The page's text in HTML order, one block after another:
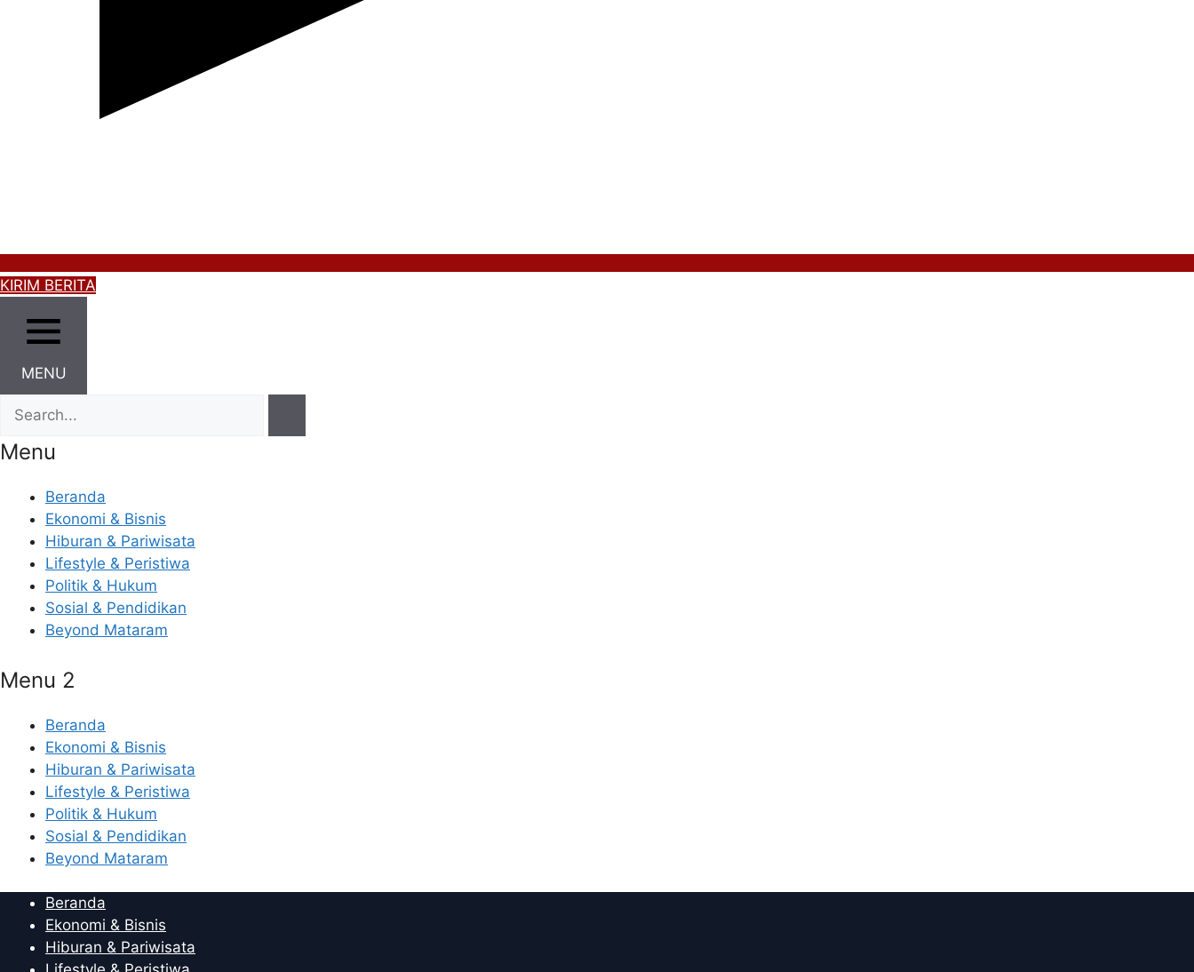
KIRIM BERITA
MENU
Menu
Beranda
Ekonomi & Bisnis
Hiburan & Pariwisata
Lifestyle & Peristiwa
Politik & Hukum
Sosial & Pendidikan
Beyond Mataram
Menu 2
Beranda
Ekonomi & Bisnis
Hiburan & Pariwisata
Lifestyle & Peristiwa
Politik & Hukum
Sosial & Pendidikan
Beyond Mataram
Beranda
Ekonomi & Bisnis
Hiburan & Pariwisata